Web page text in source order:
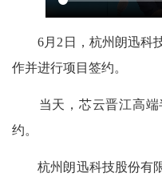
6月2日，杭州朗迅科技
作并进行项目签约。
当天，芯云晋江高端
约。
杭州朗迅科技股份有限